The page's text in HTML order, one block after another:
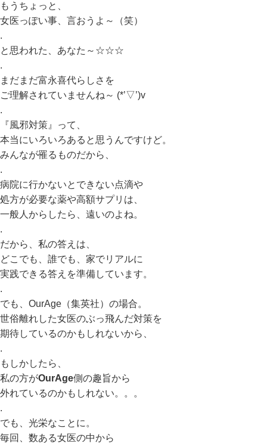
もうちょっと、
女医っぽい事、言おうよ～（笑）
.
と思われた、あなた～☆☆☆
.
まだまだ富永喜代らしさを
ご理解されていませんね～ (*’▽’)v
.
『風邪対策』って、
本当にいろいろあると思うんですけど。
みんなが罹るものだから、
.
病院に行かないとできない点滴や
処方が必要な薬や高額サプリは、
一般人からしたら、遠いのよね。
.
だから、私の答えは、
どこでも、誰でも、家でリアルに
実践できる答えを準備しています。
.
でも、OurAge（集英社）の場合。
世俗離れした女医のぶっ飛んだ対策を
期待しているのかもしれないから、
.
もしかしたら、
私の方がOurAge側の趣旨から
外れているのかもしれない。。。
.
でも、光栄なことに。
毎回、数ある女医の中から